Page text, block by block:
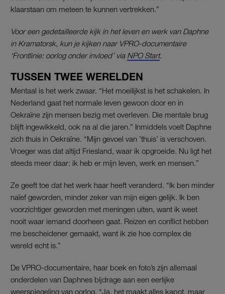
klaarstaan om meteen te kunnen vertrekken.”
Voor een gedetailleerde kijk in het leven en werk van Daphne
in Kramatorsk, kun je kijken naar VPRO-documentaire
‘Frontlinie: oorlog onder invloed’ via NPO Start.
TUSSEN TWEE WERELDEN
Mentaal is het werk zwaar. “Het moeilijkst is het schakelen. In
Nederland gaat het normale leven gewoon door en in
Oekraïne zijn mensen bezig met overleven. Die mentale brug
blijft ingewikkeld, ook na al die jaren.” Inmiddels voelt Daphne
zich thuis in Oekraïne. “Mijn gevoel van ’thuis’ is verschoven.
Vroeger was dat altijd Friesland, waar ik opgroeide. Nu ligt het
steeds meer daar: ik heb er mijn leven, werk en mensen.”
Ze geeft toe dat het werk haar heeft veranderd. “Ik ben minder
naïef geworden, minder zeker van mijn eigen gelijk. Ik ben
voorzichtiger geworden met meningen uiten, want ik weet
nooit waar iemand doorheen gaat. Reizen en conflict hebben
me bescheidener gemaakt, want ik zie hoe complex de
wereld echt is.”
De VPRO-documentaire, haar boek en foto’s zijn allemaal
onderdelen van Daphnes bijdrage aan een eerlijke
weerspiegeling van oorlog. “Ja, het maakt alles kapot, maar